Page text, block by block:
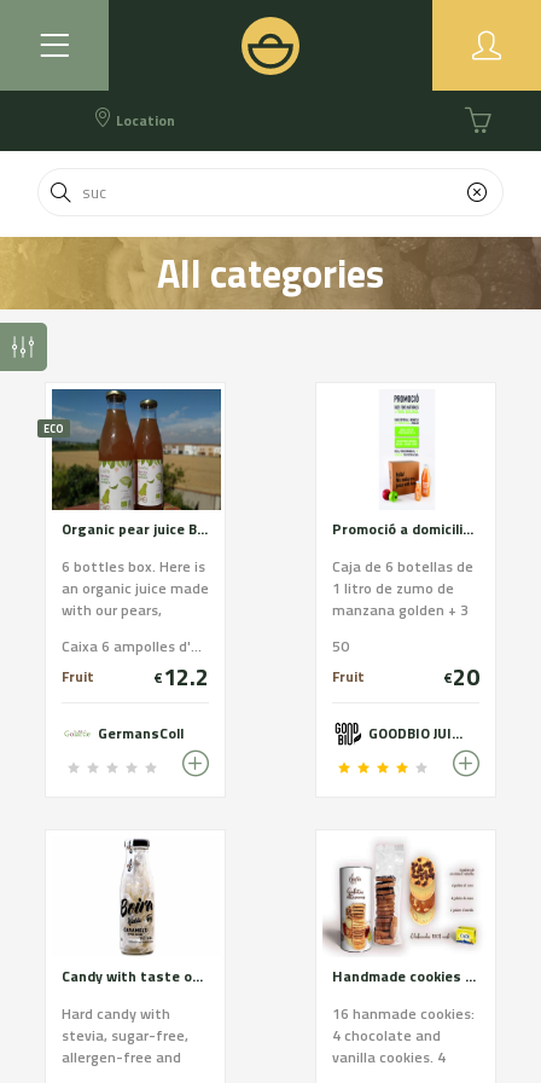
Location
All categories
ECO
Organic pear juice Bio Golarde
6 bottles box. Here is
an organic juice made
with our pears,
and balanced in its
sweetness. We
This bronze-colored
juice comes from
Doyenne de Comice
sugars and is ideal as
a soft drink for young
and old alike.
Certified organic
Caixa 6 ampolles d'1l / Caja 6 botellas de 1l / 6 bottles box
Fruit
€12.2
GermansColl
Promoció a domicilio - Zona Lleida
Caja de 6 botellas de
1 litro de zumo de
manzana golden + 3
ecológicas ( Golden -
Granny - Story )
50
Fruit
€20
GOODBIO JUICE
Candy with taste of fog
Hard candy with
stevia, sugar-free,
allergen-free and
Handmade cookies of Cadí butter. White assortment.
16 hanmade cookies:
4 chocolate and
vanilla cookies. 4